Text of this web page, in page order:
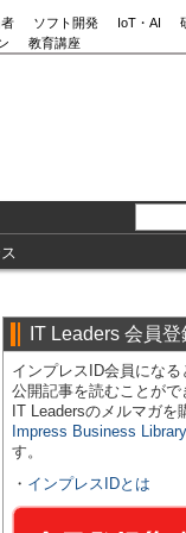
ソフト開発 IoT・AI
教育講座
IT Leaders 会員登
インプレスID会員にな
公開記事を読むことがで
IT Leadersのメルマガを
Impress Business Library
す。
・ インプレスIDとは